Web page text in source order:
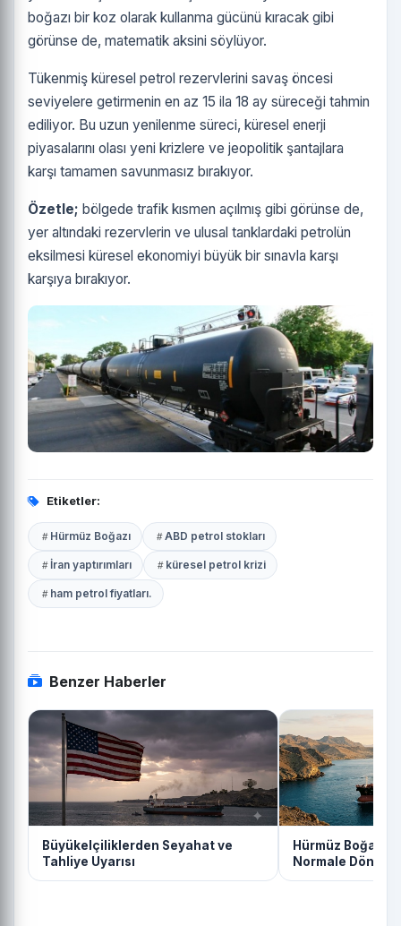
boğazı bir koz olarak kullanma gücünü kıracak gibi
görünse de, matematik aksini söylüyor.
Tükenmiş küresel petrol rezervlerini savaş öncesi
seviyelere getirmenin en az 15 ila 18 ay süreceği tahmin
ediliyor. Bu uzun yenilenme süreci, küresel enerji
piyasalarını olası yeni krizlere ve jeopolitik şantajlara
karşı tamamen savunmasız bırakıyor.
Özetle; bölgede trafik kısmen açılmış gibi görünse de,
yer altındaki rezervlerin ve ulusal tanklardaki petrolün
eksilmesi küresel ekonomiyi büyük bir sınavla karşı
karşıya bırakıyor.
Etiketler:
Hürmüz Boğazı ABD petrol stokları
İran yaptırımları küresel petrol krizi
ham petrol fiyatları.
Benzer Haberler
Büyükelçiliklerden Seyahat ve
Tahliye Uyarısı
Hürmüz
Normale